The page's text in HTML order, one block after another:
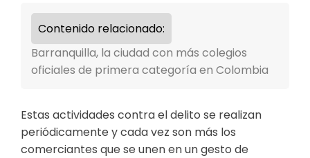
Contenido relacionado:
Barranquilla, la ciudad con más colegios
oficiales de primera categoría en Colombia
Estas actividades contra el delito se realizan
periódicamente y cada vez son más los
comerciantes que se unen en un gesto de